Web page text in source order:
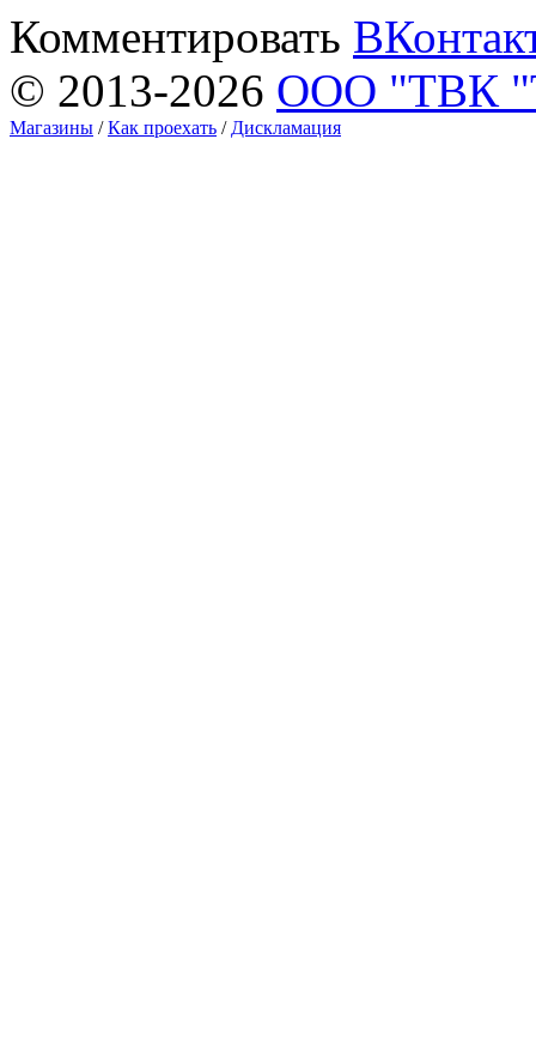
Комментировать
© 2013-2026 ООО "ТВК
Магазины /Как проехать / Дискламация